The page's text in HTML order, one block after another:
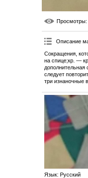
Просмотры
Описание
Сокращения,
на спице;кр. —
следует
три изнаночные
Язык: Русский